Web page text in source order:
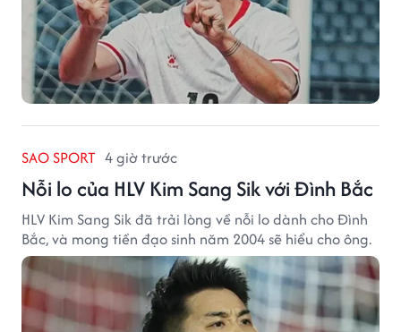
SAO SPORT 4 giờ trước
Nỗi lo của HLV Kim Sang Sik với Đình Bắc
HLV Kim Sang Sik đã trải lòng về nỗi lo dành cho Đình
Bắc, và mong tiền đạo sinh năm 2004 sẽ hiểu cho ông.